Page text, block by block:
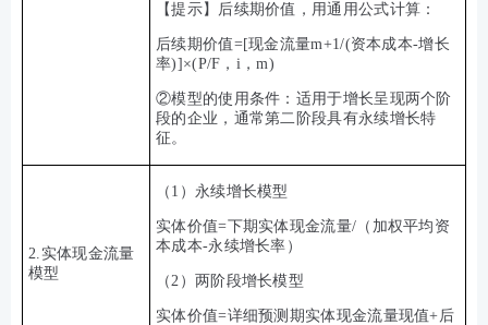
【提示】后续期价值，用通用公式计算：
后续期价值=[现金流量m+1/(资本成本-增长
率)]×(P/F，i，m)
②模型的使用条件：适用于增长呈现两个阶
段的企业，通常第二阶段具有永续增长特
征。
2.实体现金流量
模型
（1）永续增长模型
实体价值=下期实体现金流量/（加权平均资
本成本-永续增长率）
（2）两阶段增长模型
实体价值=详细预测期实体现金流量现值+后